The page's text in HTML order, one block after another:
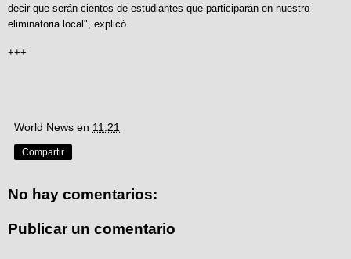
decir que serán cientos de estudiantes que participarán en nuestro
eliminatoria local", explicó.
+++
World News en 11:21
Compartir
No hay comentarios:
Publicar un comentario